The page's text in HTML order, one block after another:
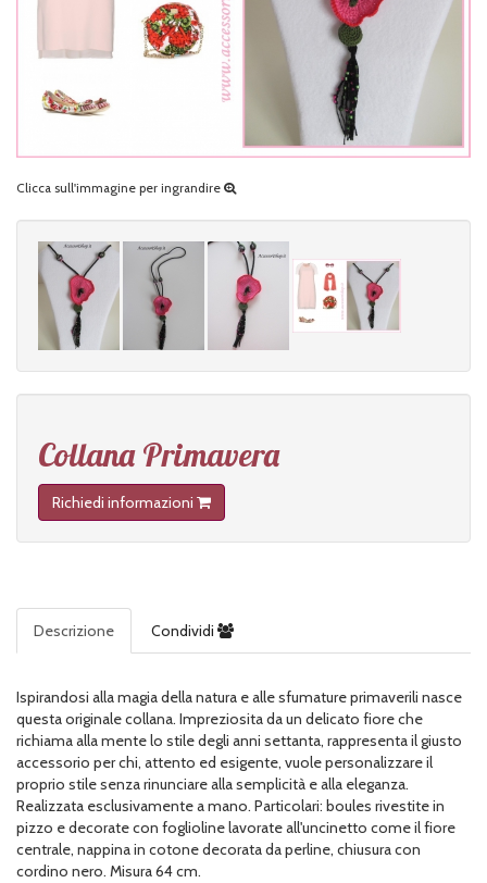
Clicca sull'immagine per ingrandire
Collana Primavera
Richiedi informazioni
Descrizione Condividi
Ispirandosi alla magia della natura e alle sfumature primaverili nasce
questa originale collana. Impreziosita da un delicato fiore che
richiama alla mente lo stile degli anni settanta, rappresenta il giusto
accessorio per chi, attento ed esigente, vuole personalizzare il
proprio stile senza rinunciare alla semplicità e alla eleganza.
Realizzata esclusivamente a mano. Particolari: boules rivestite in
pizzo e decorate con foglioline lavorate all'uncinetto come il fiore
centrale, nappina in cotone decorata da perline, chiusura con
cordino nero. Misura 64 cm.